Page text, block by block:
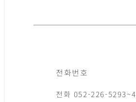
전화번호
전화 052-226-5293~4